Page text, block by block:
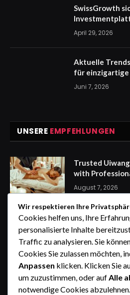
SwissGrowth
April 29, 2026
Aktuelle
für
Juni 7, 2026
UNSERE EMPFEHLUNGEN
Trusted
with
August 7, 2026
express
stressfreie
zuhause
August 7, 2026
How the Wheel
Student
Wir respektieren Ihre
Cookies helfen uns, Ihre
personalisierte Inhalte
Traffic zu analysieren. Sie
Cookies Sie zulassen möchten,
Anpassen klicken. Klicken Sie
um zuzustimmen, oder aufAlle
notwendige Cookies abzulehnen.